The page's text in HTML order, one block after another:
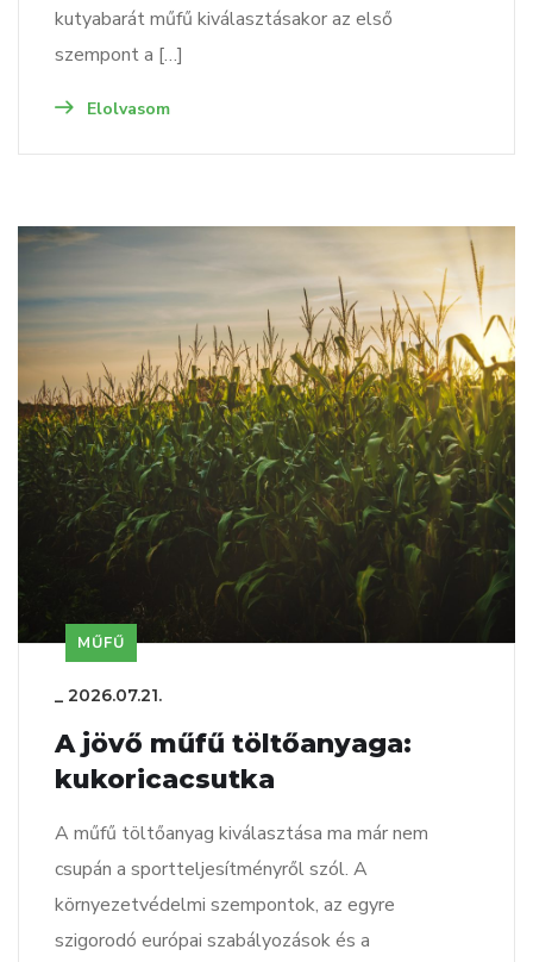
kutyabarát műfű kiválasztásakor az első
szempont a […]
Elolvasom
MŰFŰ
_ 2026.07.21.
A jövő műfű töltőanyaga:
kukoricacsutka
A műfű töltőanyag kiválasztása ma már nem
csupán a sportteljesítményről szól. A
környezetvédelmi szempontok, az egyre
szigorodó európai szabályozások és a